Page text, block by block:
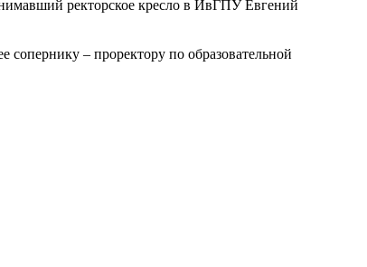
ректорское кресло в ИвГПУ Евгений
сопернику – проректору по образовательной